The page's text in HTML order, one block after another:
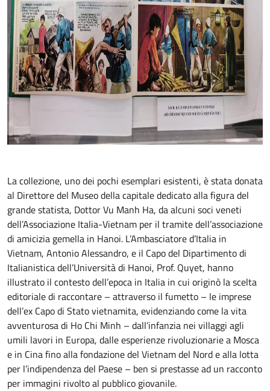
La collezione, uno dei pochi esemplari esistenti, è stata donata
al Direttore del Museo della capitale dedicato alla figura del
grande statista, Dottor Vu Manh Ha, da alcuni soci veneti
dell’Associazione Italia-Vietnam per il tramite dell’associazione
di amicizia gemella in Hanoi. L’Ambasciatore d’Italia in
Vietnam, Antonio Alessandro, e il Capo del Dipartimento di
Italianistica dell’Università di Hanoi, Prof. Quyet, hanno
illustrato il contesto dell’epoca in Italia in cui originò la scelta
editoriale di raccontare – attraverso il fumetto – le imprese
dell’ex Capo di Stato vietnamita, evidenziando come la vita
avventurosa di Ho Chi Minh – dall’infanzia nei villaggi agli
umili lavori in Europa, dalle esperienze rivoluzionarie a Mosca
e in Cina fino alla fondazione del Vietnam del Nord e alla lotta
per l’indipendenza del Paese – ben si prestasse ad un racconto
per immagini rivolto al pubblico giovanile.